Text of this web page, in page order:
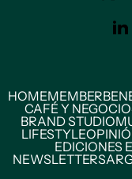
HOMEMEMBER
CAFÉ Y
BRAND STUDIO
LIFESTYLE
EDICIONES
NEWSLETTERS